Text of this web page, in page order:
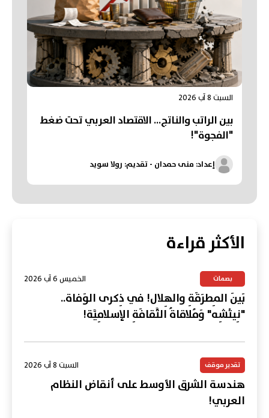
السبت 8 آب 2026
بين الراتب والناتج… الاقتصاد العربي تحت ضغط
"الفجوة"!
إعداد: منى حمدان - تقديم: رولا سويد
الأكثر قراءة
بصمات الخميس 6 آب 2026
بَينَ المِطرَقَةِ والهِلال! في ذِكرى الوَفاة..
"نِيتْشِه" وَمُلاقاةُ الثَّقافَةِ الإسلامِيَّة!
تقدير موقف السبت 8 آب 2026
هندسة الشرق الأوسط على أنقاض النظام
العربي!